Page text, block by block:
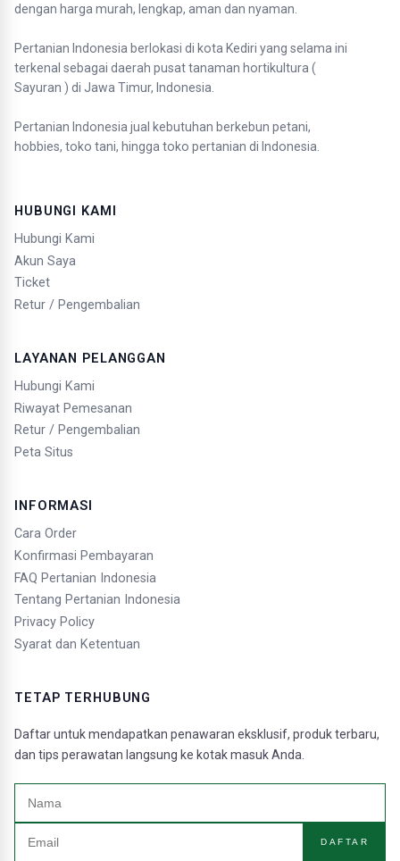
dengan harga murah, lengkap, aman dan nyaman.
Pertanian Indonesia berlokasi di kota Kediri yang selama ini
terkenal sebagai daerah pusat tanaman hortikultura (
Sayuran ) di Jawa Timur, Indonesia.
Pertanian Indonesia jual kebutuhan berkebun petani,
hobbies, toko tani, hingga toko pertanian di Indonesia.
HUBUNGI KAMI
Hubungi Kami
Akun Saya
Ticket
Retur / Pengembalian
LAYANAN PELANGGAN
Hubungi Kami
Riwayat Pemesanan
Retur / Pengembalian
Peta Situs
INFORMASI
Cara Order
Konfirmasi Pembayaran
FAQ Pertanian Indonesia
Tentang Pertanian Indonesia
Privacy Policy
Syarat dan Ketentuan
TETAP TERHUBUNG
Daftar untuk mendapatkan penawaran eksklusif, produk terbaru,
dan tips perawatan langsung ke kotak masuk Anda.
DAFTAR